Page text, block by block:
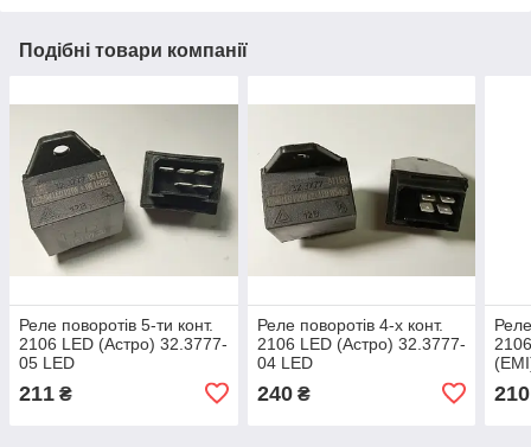
Подібні товари компанії
Реле поворотів 5-ти конт.
2106 LED (Астро) 32.3777-
05 LED
211 ₴
Реле поворотів 4-х конт.
2106 LED (Астро) 32.3777-
04 LED
240₴ 210